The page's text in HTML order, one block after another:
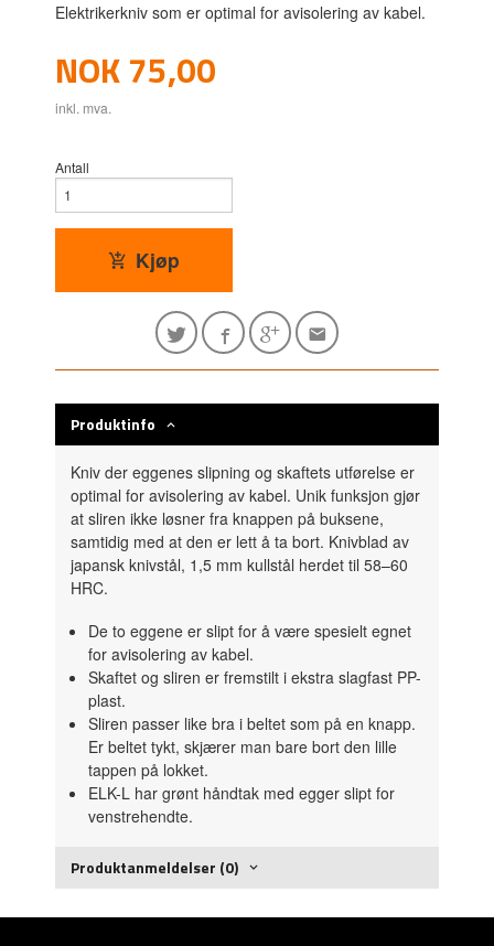
Elektrikerkniv som er optimal for avisolering av kabel.
Pris
NOK75,00
inkl. mva.
Antall
Kjøp
Produktinfo
Kniv der eggenes slipning og skaftets utførelse er
optimal for avisolering av kabel. Unik funksjon gjør
at sliren ikke løsner fra knappen på buksene,
samtidig med at den er lett å ta bort. Knivblad av
japansk knivstål, 1,5 mm kullstål herdet til 58–60
HRC.
De to eggene er slipt for å være spesielt egnet
for avisolering av kabel.
Skaftet og sliren er fremstilt i ekstra slagfast PP-
plast.
Sliren passer like bra i beltet som på en knapp.
Er beltet tykt, skjærer man bare bort den lille
tappen på lokket.
ELK-L har grønt håndtak med egger slipt for
venstrehendte.
Produktanmeldelser (0)